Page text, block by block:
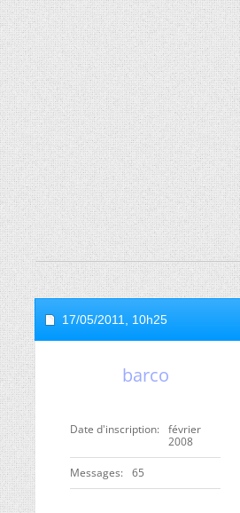
17/05/2011, 10h25
barco
Date d'inscription
février
2008
Messages 65